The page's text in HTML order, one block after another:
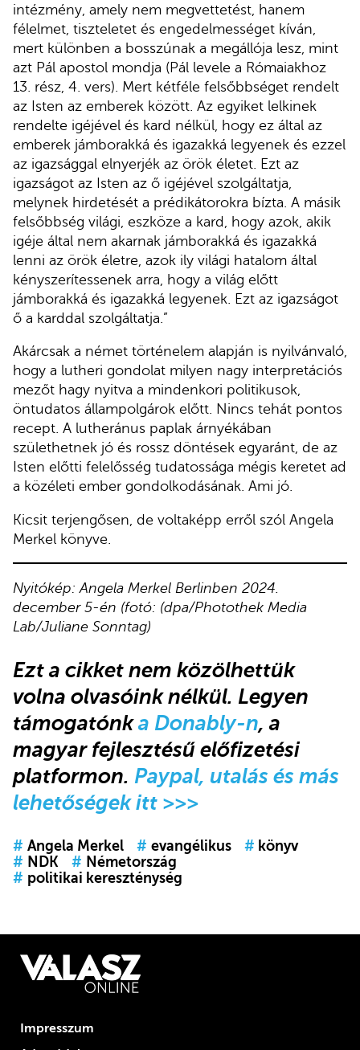
intézmény, amely nem megvettetést, hanem
félelmet, tiszteletet és engedelmességet kíván,
mert különben a bosszúnak a megállója lesz, mint
azt Pál apostol mondja (Pál levele a Rómaiakhoz
13. rész, 4. vers). Mert kétféle felsőbbséget rendelt
az Isten az emberek között. Az egyiket lelkinek
rendelte igéjével és kard nélkül, hogy ez által az
emberek jámborakká és igazakká legyenek és ezzel
az igazsággal elnyerjék az örök életet. Ezt az
igazságot az Isten az ő igéjével szolgáltatja,
melynek hirdetését a prédikátorokra bízta. A másik
felsőbbség világi, eszköze a kard, hogy azok, akik
igéje által nem akarnak jámborakká és igazakká
lenni az örök életre, azok ily világi hatalom által
kényszerítessenek arra, hogy a világ előtt
jámborakká és igazakká legyenek. Ezt az igazságot
ő a karddal szolgáltatja.”
Akárcsak a német történelem alapján is nyilvánvaló,
hogy a lutheri gondolat milyen nagy interpretációs
mezőt hagy nyitva a mindenkori politikusok,
öntudatos állampolgárok előtt. Nincs tehát pontos
recept. A lutheránus paplak árnyékában
születhetnek jó és rossz döntések egyaránt, de az
Isten előtti felelősség tudatossága mégis keretet ad
a közéleti ember gondolkodásának. Ami jó.
Kicsit terjengősen, de voltaképp erről szól Angela
Merkel könyve.
Nyitókép: Angela Merkel Berlinben 2024.
december 5-én (fotó: (dpa/Photothek Media
Lab/Juliane Sonntag)
Ezt a cikket nem közölhettük
volna olvasóink nélkül. Legyen
támogatónka Donably-n, a
magyar fejlesztésű előfizetési
platformon. Paypal, utalás és más
lehetőségek itt >>>
# Angela Merkel # evangélikus # könyv
# NDK # Németország
# politikai kereszténység
Impresszum